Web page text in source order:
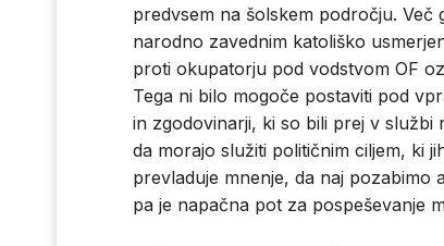
predvsem na šolskem področju. Več
narodno zavednim katoliško
proti okupatorju pod vodstvom OF
Tega ni bilo mogoče postaviti pod
in zgodovinarji, ki so bili prej v službi
da morajo služiti političnim ciljem, ki
prevladuje mnenje, da naj pozabimo
pa je napačna pot za pospeševanje